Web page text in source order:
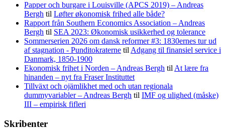
Papper och burgare i Louisville (APCS 2019) – Andreas
Bergh til Løfter økonomisk frihed alle både?
Rapport från Southern Economics Association – Andreas
Bergh til SEA 2023: Økonomisk usikkerhed og tolerance
Sommerserien 2026 om dansk reformer #3: 1830ernes tur ud
af stagnation - Punditokraterne til Adgang til finansiel service i
Danmark, 1850-1900
Ekonomisk frihet i Norden – Andreas Bergh til At lære fra
hinanden – nyt fra Fraser Instituttet
Tillväxt och ojämlikhet med och utan regionala
dummyvariabler – Andreas Bergh til IMF og ulighed (måske)
III – empirisk fifleri
Skribenter